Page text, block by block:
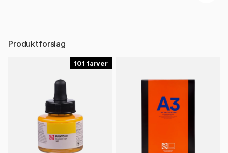
Produktforslag
101